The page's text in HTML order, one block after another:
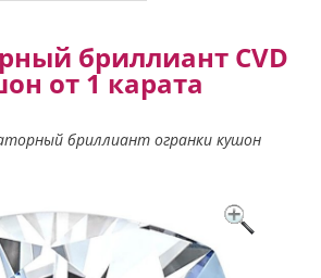
бриллиант CVD
от 1 карата
бриллиант огранки кушон